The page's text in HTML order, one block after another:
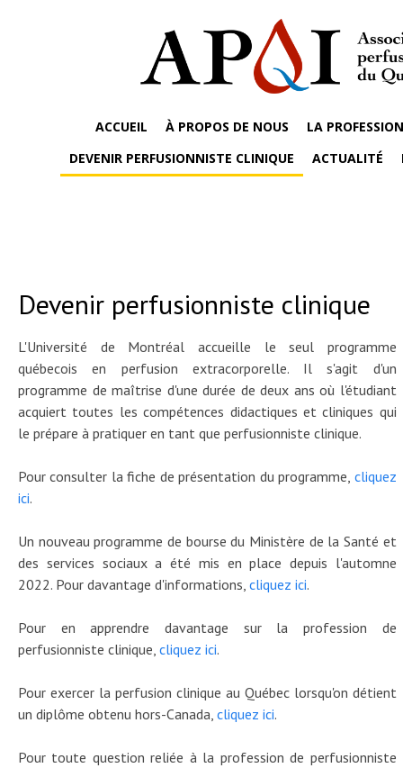
ACCUEIL À PROPOS DE NOUS
LA
DEVENIR PERFUSIONNISTE CLINIQUE
ACTUALITÉ
Devenir perfusionniste clinique
L'Université de Montréal accueille le seul programme
québecois en perfusion extracorporelle. Il s'agit d'un
programme de maîtrise d'une durée de deux ans où l'étudiant
acquiert toutes les compétences didactiques et cliniques qui
le prépare à pratiquer en tant que perfusionniste clinique.
Pour consulter la fiche de présentation du programme, cliquez
ici.
Un nouveau programme de bourse du Ministère de la Santé et
des services sociaux a été mis en place depuis l'automne
2022. Pour davantage d'informations, cliquez ici.
Pour en apprendre davantage sur la profession de
perfusionniste clinique, cliquez ici.
Pour exercer la perfusion clinique au Québec lorsqu'on détient
un diplôme obtenu hors-Canada, cliquez ici.
Pour toute question reliée à la profession de perfusionniste